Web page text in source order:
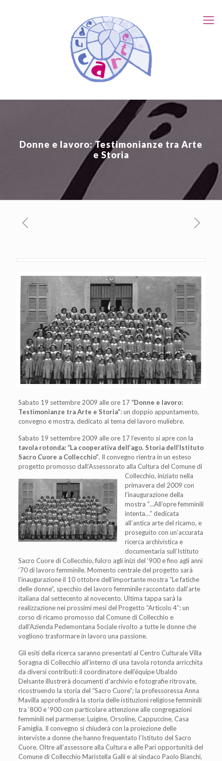
Donne e lavoro: Testimonianze tra Arte
e Storia
Sabato 19 settembre 2009 alle ore 17 “Donne e lavoro:
Testimonianze tra Arte e Storia”: un doppio appuntamento,
convegno e mostra, dedicato al tema del lavoro muliebre.
Sabato 19 settembre 2009 alle ore 17 l’evento si apre con la
tavola rotonda: “La cooperativa dell’ago. Storia dell’Istituto
Sacro Cuore a Collecchio”. Il convegno rientra in un esteso
progetto promosso dall’Assessorato alla Cultura del Comune di
Collecchio, iniziato nella
primavera del 2009 con
l’inaugurazione della
mostra “…All’opre femminili
intenta…” dedicata
all’antica arte del ricamo, e
proseguito con un’accurata
ricerca archivistica e
documentaria sull’Istituto
Sacro Cuore di Collecchio, fulcro agli inizi del ‘900 e fino agli anni
’70 di lavoro femminile. Momento centrale del progetto sarà
l’inaugurazione il 10 ottobre dell’importante mostra “Le fatiche
delle donne”, specchio del lavoro femminile raccontato dall’arte
italiana dal settecento al novecento. Ultima tappa sarà la
realizzazione nei prossimi mesi del Progetto “Articolo 4”: un
corso di ricamo promosso dal Comune di Collecchio e
dall’Azienda Pedemontana Sociale rivolto a tutte le donne che
vogliono trasformare in lavoro una passione.
Gli esiti della ricerca saranno presentati al Centro Culturale Villa
Soragna di Collecchio all’interno di una tavola rotonda arricchita
da diversi contributi: il coordinatore dell’équipe Ubaldo
Delsante illustrerà documenti d’archivio e fotografie ritrovate,
ricostruendo la storia del “Sacro Cuore”; la professoressa Anna
Mavilla approfondirà la storia delle istituzioni religiose femminili
tra ‘800 e ‘900 con particolare attenzione alle congregazioni
femminili nel parmense: Luigine, Orsoline, Cappuccine, Casa
Famiglia. Il convegno si chiuderà con la proiezione delle
interviste a donne che hanno frequentato l’Istituto del Sacro
Cuore. Oltre all’assessore alla Cultura e alle Pari opportunità del
Comune di Collecchio Maristella Galli e al sindaco Paolo Bianchi,